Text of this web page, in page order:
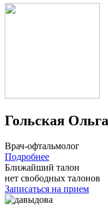
Гольская
Врач-офтальмолог
Подробнее
Ближайший талон
нет свободных талонов
Записаться на прием